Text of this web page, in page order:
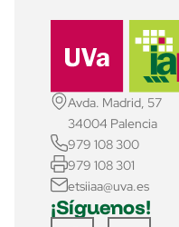
Avda. Madrid, 57
34004 Palencia
979 108 300
979 108 301
etsiiaa@uva.es
¡Síguenos!